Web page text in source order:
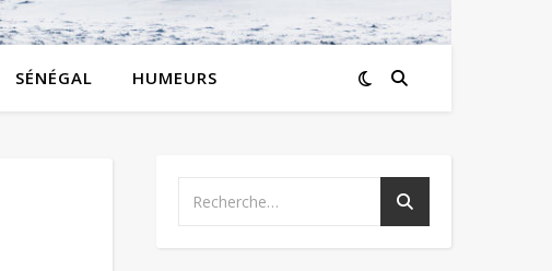
SÉNÉGAL HUMEURS